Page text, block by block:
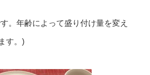
。年齢によって盛り付け量を変え
す。)